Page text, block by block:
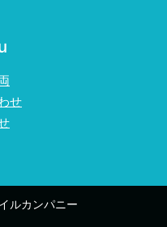
せ
ルカンパニー